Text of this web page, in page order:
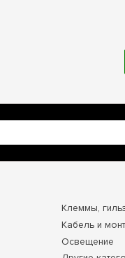
Клеммы,
Кабель и
Освещение